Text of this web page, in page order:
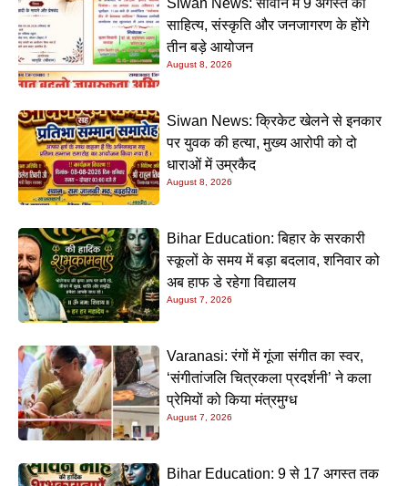
Siwan News: सीवान में 9 अगस्त को
साहित्य, संस्कृति और जनजागरण के होंगे
तीन बड़े आयोजन
August 8, 2026
Siwan News: क्रिकेट खेलने से इनकार
पर युवक की हत्या, मुख्य आरोपी को दो
धाराओं में उम्रकैद
August 8, 2026
Bihar Education: बिहार के सरकारी
स्कूलों के समय में बड़ा बदलाव, शनिवार को
अब हाफ डे रहेगा विद्यालय
August 7, 2026
Varanasi: रंगों में गूंजा संगीत का स्वर,
‘संगीतांजलि चित्रकला प्रदर्शनी’ ने कला
प्रेमियों को किया मंत्रमुग्ध
August 7, 2026
Bihar Education: 9 से 17 अगस्त तक